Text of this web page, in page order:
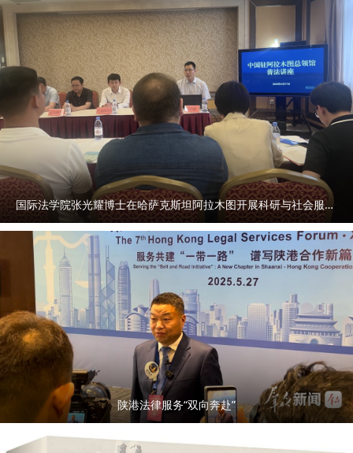
国际法学院张光耀博士在哈萨克斯坦阿拉木图开展科研与社会服务活动
陕港法律服务“双向奔赴”